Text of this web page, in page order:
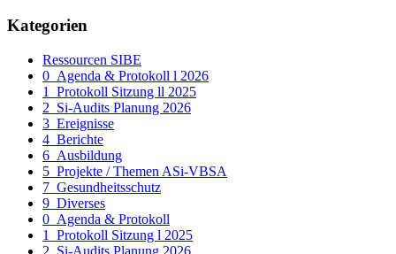
Kategorien
Ressourcen SIBE
0_Agenda & Protokoll l 2026
1_Protokoll Sitzung ll 2025
2_Si-Audits Planung 2026
3_Ereignisse
4_Berichte
6_Ausbildung
5_Projekte / Themen ASi-VBSA
7_Gesundheitsschutz
9_Diverses
0_Agenda & Protokoll
1_Protokoll Sitzung l 2025
2_Si-Audits Planung 2026